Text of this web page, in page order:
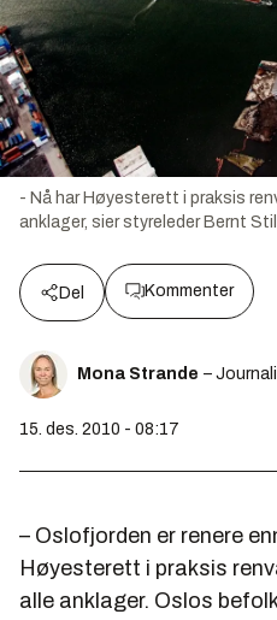
- Nå har Høyesterett i praksis
anklager, sier styreleder Bernt
Del Kommenter
Mona Strande –
15. des. 2010 - 08:17
– Oslofjorden er renere
Høyesterett i praksis
alle anklager. Oslos